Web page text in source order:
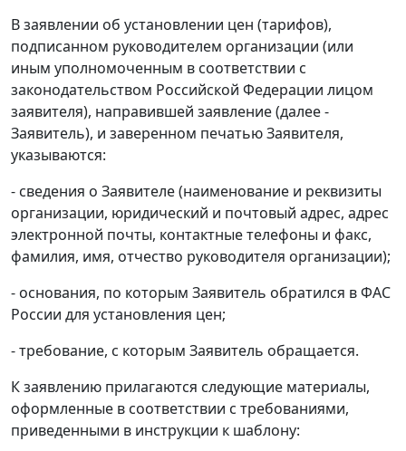
В заявлении об установлении цен (тарифов),
подписанном руководителем организации (или
иным уполномоченным в соответствии с
законодательством Российской Федерации лицом
заявителя), направившей заявление (далее -
Заявитель), и заверенном печатью Заявителя,
указываются:
- сведения о Заявителе (наименование и реквизиты
организации, юридический и почтовый адрес, адрес
электронной почты, контактные телефоны и факс,
фамилия, имя, отчество руководителя организации);
- основания, по которым Заявитель обратился в ФАС
России для установления цен;
- требование, с которым Заявитель обращается.
К заявлению прилагаются следующие материалы,
оформленные в соответствии с требованиями,
приведенными в инструкции к шаблону: